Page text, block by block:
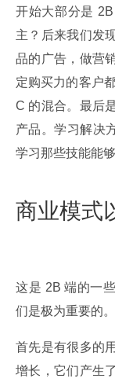
开始大部分是
主？后来我们发
品的广告，做营
定购买力的客户
C 的混合。最后
产品。学习解决
学习那些技能能
商业模式
这是 2B 端的一
们是极为重要的。
首先是有很多的
增长，它们产生